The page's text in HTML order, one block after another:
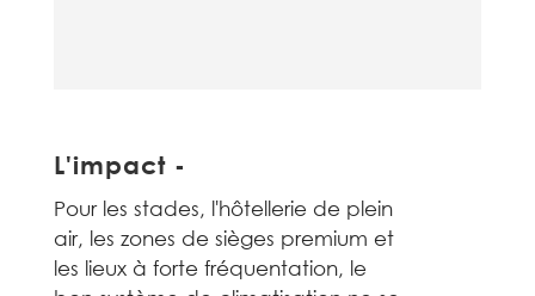
L'impact-
Pour les stades, l'hôtellerie de plein
air, les zones de sièges premium et
les lieux à forte fréquentation, le